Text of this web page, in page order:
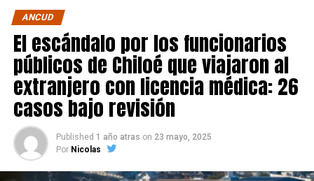
ANCUD
El escándalo por los funcionarios
públicos de Chiloé que viajaron al
extranjero con licencia médica: 26
casos bajo revisión
Published 1 año atras on 23 mayo, 2025
Por Nicolas